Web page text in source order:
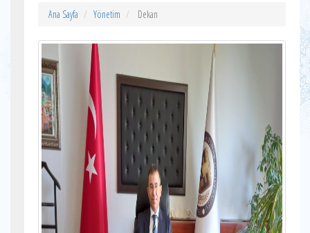
Ana Sayfa Yönetim Dekan